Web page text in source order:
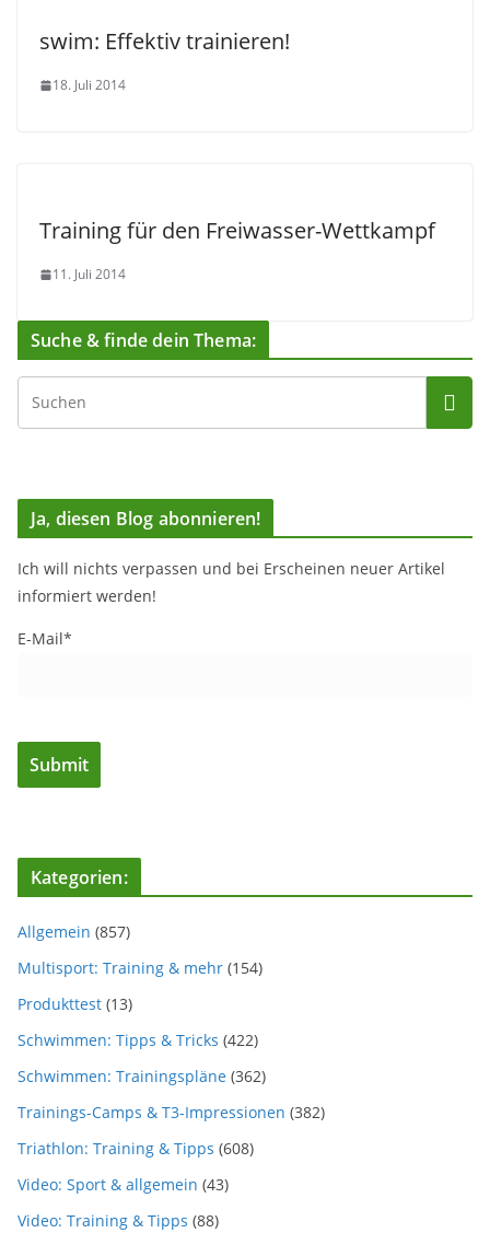
swim: Effektiv trainieren!
18. Juli 2014
Training für den Freiwasser-Wettkampf
11. Juli 2014
Suche & finde dein Thema:
Ja, diesen Blog abonnieren!
Ich will nichts verpassen und bei Erscheinen neuer Artikel
informiert werden!
E-Mail*
Kategorien:
Allgemein (857)
Multisport: Training & mehr (154)
Produkttest (13)
Schwimmen: Tipps & Tricks (422)
Schwimmen: Trainingspläne (362)
Trainings-Camps & T3-Impressionen (382)
Triathlon: Training & Tipps (608)
Video: Sport & allgemein (43)
Video: Training & Tipps (88)